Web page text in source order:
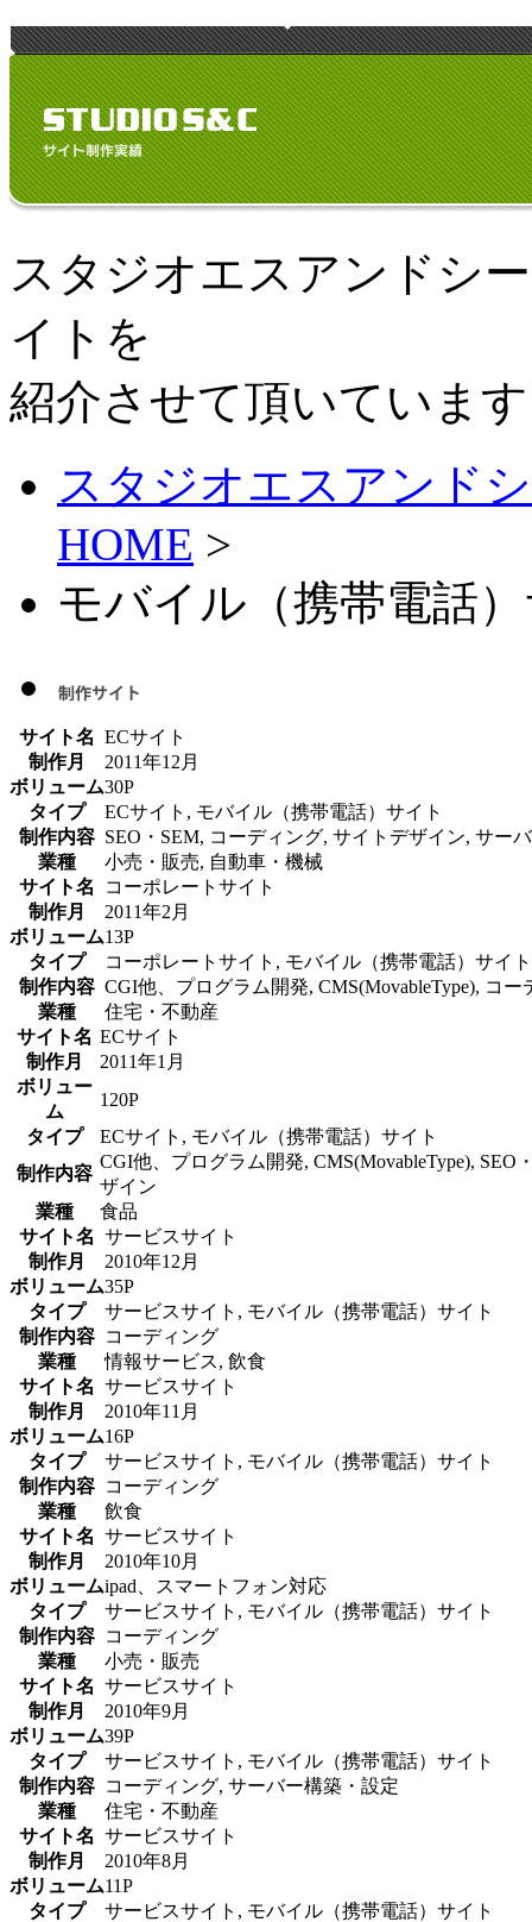
スタジオエスアンドシ
イトを
紹介させて頂いていま
スタジオエスアンド
HOME >
モバイル（携帯電話
サイト名 ECサイト
制作月
2011年12月
ボリューム30P
タイプ
ECサイト, モバイル（携帯電話）サイト
制作内容 SEO・SEM, コーディング, サイトデザイン, サー
業種
小売・販売, 自動車・機械
サイト名
コーポレートサイト
制作月
2011年2月
ボリューム13P
タイプ
コーポレートサイト, モバイル（携帯電話）サイト
制作内容 CGI他、プログラム開発, CMS(MovableType), コー
業種
住宅・不動産
サイト名 ECサイト
制作月
2011年1月
ボリュー
ム
120P
タイプ
ECサイト, モバイル（携帯電話）サイト
制作内容
CGI他、プログラム開発, CMS(MovableType),
ザイン
業種
食品
サイト名 サービスサイト
制作月
2010年12月
ボリューム35P
タイプ
サービスサイト, モバイル（携帯電話）サイト
制作内容 コーディング
業種
情報サービス, 飲食
サイト名 サービスサイト
制作月
2010年11月
ボリューム16P
タイプ
サービスサイト, モバイル（携帯電話）サイト
制作内容 コーディング
業種
飲食
サイト名 サービスサイト
制作月
2010年10月
ボリュームipad、スマートフォン対応
タイプ
サービスサイト, モバイル（携帯電話）サイト
制作内容 コーディング
業種
小売・販売
サイト名 サービスサイト
制作月
2010年9月
ボリューム39P
タイプ
サービスサイト, モバイル（携帯電話）サイト
制作内容 コーディング, サーバー構築・設定
業種
住宅・不動産
サイト名 サービスサイト
制作月
2010年8月
ボリューム11P
タイプ
サービスサイト, モバイル（携帯電話）サイト